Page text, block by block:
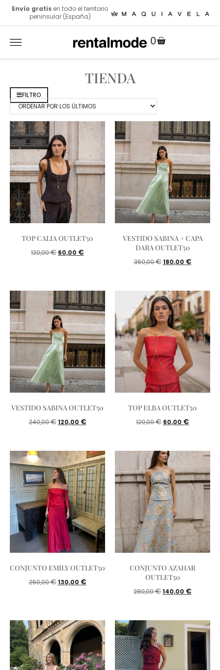
Envío gratis en todo el territorio
peninsular (España)
0
TIENDA
FILTRO
TOP CALIA OUTLET50
120,00€ 60,00 €
VESTIDO SABINA + CAPA
DARA OUTLET50
360,00€ 180,00 €
VESTIDO SABINA OUTLET50
240,00€ 120,00 €
TOP ELBA OUTLET50
120,00€ 60,00 €
CONJUNTO EMILY OUTLET50
260,00€ 130,00 €
CONJUNTO AZAHAR
OUTLET50
280,00€140,00 €